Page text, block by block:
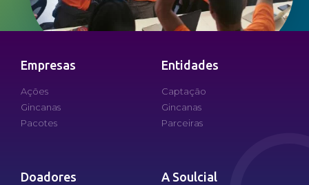
Empresas
Ações
Gincanas
Pacotes
Entidades
Captação
Gincanas
Parceiras
Doadores A Soulcial